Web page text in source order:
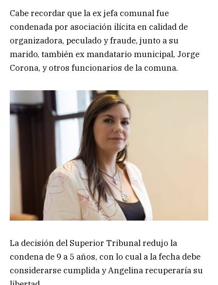
Cabe recordar que la ex jefa comunal fue
condenada por asociación ilícita en calidad de
organizadora, peculado y fraude, junto a su
marido, también ex mandatario municipal, Jorge
Corona, y otros funcionarios de la comuna.
La decisión del Superior Tribunal redujo la
condena de 9 a 5 años, con lo cual a la fecha debe
considerarse cumplida y Angelina recuperaría su